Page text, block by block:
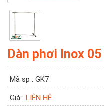
Dàn phơi Inox 05
Mã sp : GK7
Giá : LIÊN HỆ